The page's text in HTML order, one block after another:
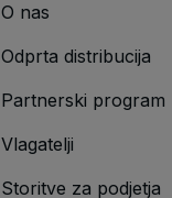
O nas
Odprta distribucija
Partnerski program
Vlagatelji
Storitve za podjetja